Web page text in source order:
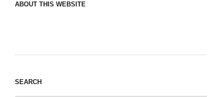
ABOUT THIS WEBSITE
SEARCH